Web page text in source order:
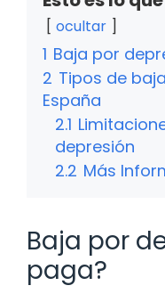
ocultar
1 Baja por
2 Tipos de
España
2.1
depresión
2.2 Más
Baja por
paga?